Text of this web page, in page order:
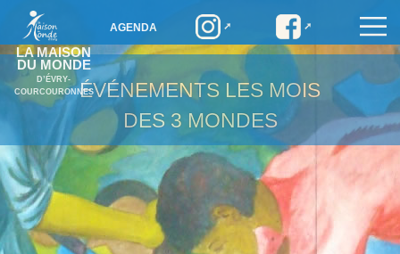
LA MAISON
DU MONDE
D’ÉVRY-
COURCOURONNES
AGENDA
ÉVÉNEMENTS LES MOIS
DES 3 MONDES